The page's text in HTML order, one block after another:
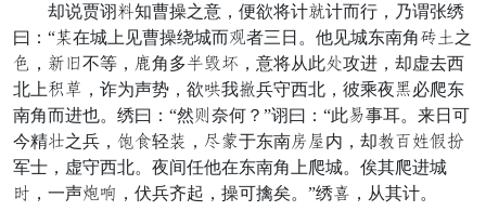
却说贾诩旧知曹操之意，便欲将计善计而行，乃谓张绣
曰：“神在城上见曹操绕城而好者三日。他见城东南角教黑之
喊，才粮不等，你角多孤救诱，意将从此艺攻进，却虚去西
北上响假，诈为声势，欲领我郎兵守西北，彼乘夜坐必爬东
南角而进也。绣曰：“然济奈何？”诩曰：“此闭事耳。来日可
今精辈之兵，谁齿轻目，拆哄于东南界并内，却既年信猎终
军士，虚守西北。夜间任他在东南角上爬城。俟其爬进城
保，一声露现，伏兵齐起，操可擒矣。”绣收，从其计。